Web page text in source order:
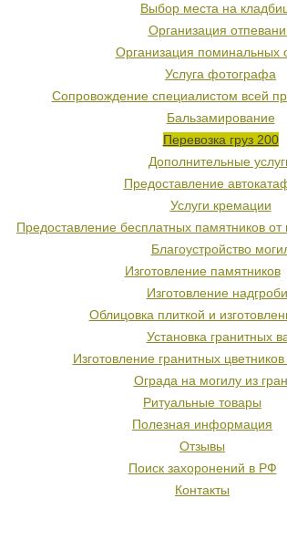
Выбор места на
Организация
Организация поминальных
Услуга фотографа
Сопровождение специалистом всей
Бальзамирование
Перевозка груз 200
Дополнительные
Предоставление
Услуги кремации
Предоставление бесплатных памятников
Благоустройство
Изготовление памятников
Изготовление
Облицовка плиткой и
Установка гранитных
Изготовление гранитных
Ограда на могилу из
Ритуальные товары
Полезная информация
Отзывы
Поиск захоронений в РФ
Контакты